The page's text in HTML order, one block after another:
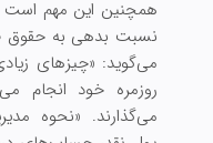
همچنین این مهم است
نسبت بدهی به حقوق
می‌گوید: «چیزهای
روزمره خود انجام
می‌گذارند. «نحوه